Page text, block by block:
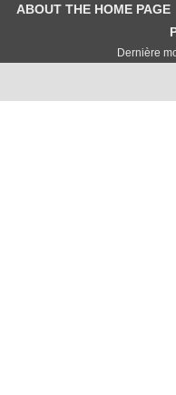
ABOUT THE HOME PAGE
Dernière